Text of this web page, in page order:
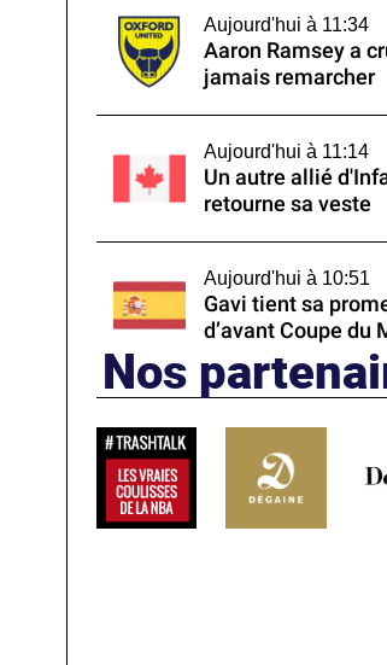
Aujourd'hui à 11:34
Aaron Ramsey a
jamais remarcher
Aujourd'hui à 11:14
Un autre allié
retourne sa veste
Aujourd'hui à 10:51
Gavi tient sa
d’avant Coupe du
Nos